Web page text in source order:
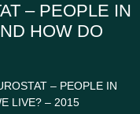
– PEOPLE IN
HOW DO
– PEOPLE IN
LIVE? – 2015